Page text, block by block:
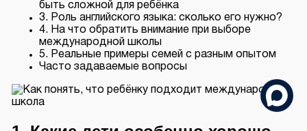
быть сложной для ребёнка
3. Роль английского языка: сколько его нужно?
4. На что обратить внимание при выборе
международной школы
5. Реальные примеры семей с разным опытом
Часто задаваемые вопросы